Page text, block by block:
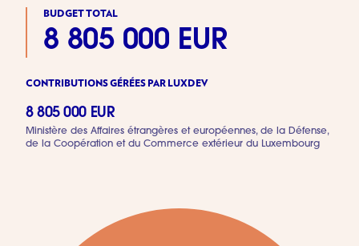
BUDGET TOTAL
8 805 000 EUR
CONTRIBUTIONS GÉRÉES PAR LUXDEV
8 805 000 EUR
Ministère des Affaires étrangères et européennes, de la Défense,
de la Coopération et du Commerce extérieur du Luxembourg